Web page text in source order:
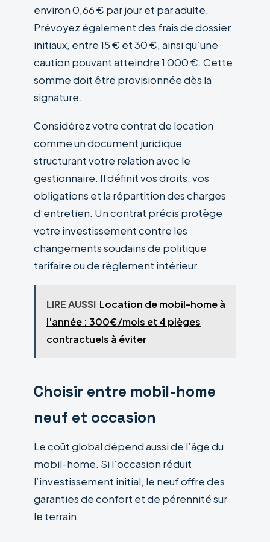
environ 0,66 € par jour et par adulte.
Prévoyez également des frais de dossier
initiaux, entre 15 € et 30 €, ainsi qu’une
caution pouvant atteindre 1 000 €. Cette
somme doit être provisionnée dès la
signature.
Considérez votre contrat de location
comme un document juridique
structurant votre relation avec le
gestionnaire. Il définit vos droits, vos
obligations et la répartition des charges
d’entretien. Un contrat précis protège
votre investissement contre les
changements soudains de politique
tarifaire ou de règlement intérieur.
LIRE AUSSI Location de mobil-home à
l'année : 300€/mois et 4 pièges
contractuels à éviter
Choisir entre mobil-home
neuf et occasion
Le coût global dépend aussi de l’âge du
mobil-home. Si l’occasion réduit
l’investissement initial, le neuf offre des
garanties de confort et de pérennité sur
le terrain.